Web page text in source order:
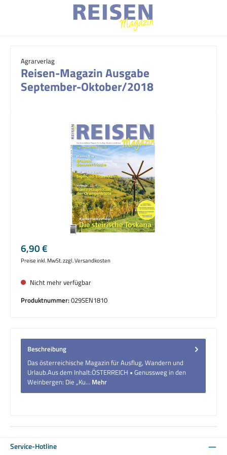
Agrarverlag
Reisen-Magazin Ausgabe
September-Oktober/2018
Bildergalerie überspringen
Regulärer Preis:
6,90 €
Preise inkl. MwSt. zzgl. Versandkosten
Nicht mehr verfügbar
Produktnummer:029SEN1810
Beschreibung
Das österreichische Magazin für Ausflug, Wandern und
Urlaub.Aus dem Inhalt:ÖSTERREICH • Genussweg in den
Weinbergen: Die „Ku… Mehr
Service-Hotline